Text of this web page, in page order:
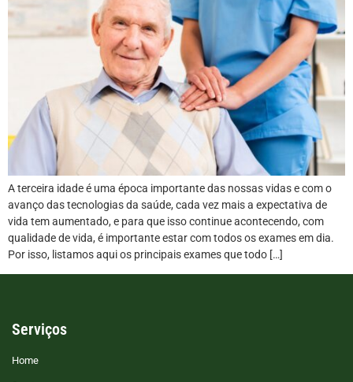
A terceira idade é uma época importante das nossas vidas e com o
avanço das tecnologias da saúde, cada vez mais a expectativa de
vida tem aumentado, e para que isso continue acontecendo, com
qualidade de vida, é importante estar com todos os exames em dia.
Por isso, listamos aqui os principais exames que todo […]
Serviços
Home